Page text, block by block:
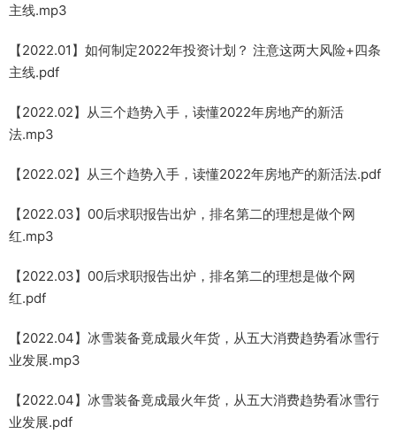
主线.mp3
【2022.01】如何制定2022年投资计划？ 注意这两大风险+四条
主线.pdf
【2022.02】从三个趋势入手，读懂2022年房地产的新活
法.mp3
【2022.02】从三个趋势入手，读懂2022年房地产的新活法.pdf
【2022.03】00后求职报告出炉，排名第二的理想是做个网
红.mp3
【2022.03】00后求职报告出炉，排名第二的理想是做个网
红.pdf
【2022.04】冰雪装备竟成最火年货，从五大消费趋势看冰雪行
业发展.mp3
【2022.04】冰雪装备竟成最火年货，从五大消费趋势看冰雪行
业发展.pdf